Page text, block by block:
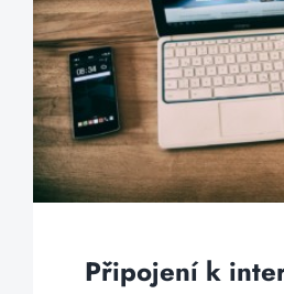
Připojení k